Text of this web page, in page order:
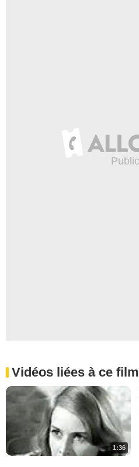
Vidéos liées à ce film
1:36